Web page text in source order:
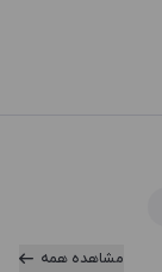
مشاهده همه